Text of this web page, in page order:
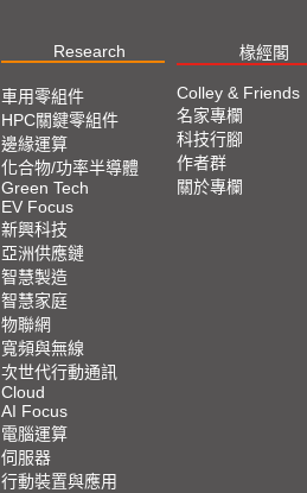
Research 椽經閣
車用零組件
HPC關鍵零組件
邊緣運算
化合物/功率半導體
Green Tech
EV Focus
新興科技
亞洲供應鏈
智慧製造
智慧家庭
物聯網
寬頻與無線
次世代行動通訊
Cloud
AI Focus
電腦運算
伺服器
行動裝置與應用
Colley & Friends
名家專欄
科技行腳
作者群
關於專欄